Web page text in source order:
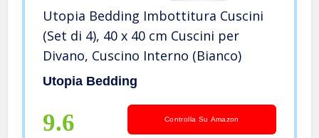
Utopia Bedding Imbottitura Cuscini
(Set di 4), 40 x 40 cm Cuscini per
Divano, Cuscino Interno (Bianco)
Utopia Bedding
9.6 Controlla Su Amazon